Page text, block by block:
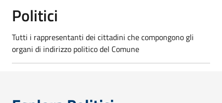
Politici
Tutti i rappresentanti dei cittadini che compongono gli
organi di indirizzo politico del Comune